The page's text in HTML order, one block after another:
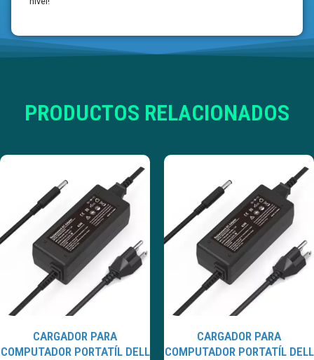
PRODUCTOS RELACIONADOS
CARGADOR PARA
COMPUTADOR PORTATÍL DELL
CARGADOR PARA
COMPUTADOR PORTATÍL DELL